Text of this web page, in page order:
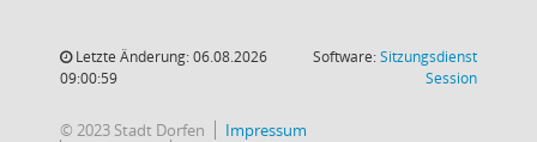
Letzte Änderung: 06.08.2026
09:00:59
Software:Sitzungsdienst
Session(Wird in
© 2023 Stadt Dorfen
Impressum